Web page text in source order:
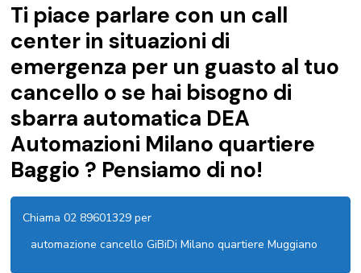
Ti piace parlare con un call
center in situazioni di
emergenza per un guasto al tuo
cancello o se hai bisogno di
sbarra automatica DEA
Automazioni Milano quartiere
Baggio ? Pensiamo di no!
Chiama 02 89601329 per
automazione cancello GiBiDi Milano quartiere Muggiano